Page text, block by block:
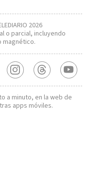
2026
o parcial, incluyendo
magnético.
a minuto, en la web de
apps móviles.